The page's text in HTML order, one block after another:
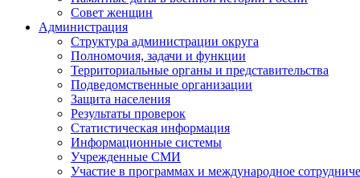
Совет женщин
Администрация
Структура администрации округа
Полномочия, задачи и функции
Территориальные органы и представительства
Подведомственные организации
Защита населения
Результаты проверок
Статистическая информация
Информационные системы
Учрежденные СМИ
Участие в программах и международное